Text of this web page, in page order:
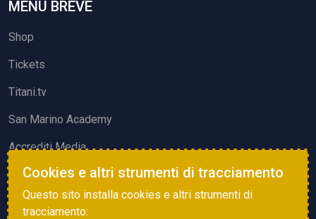
MENU BREVE
Shop
Tickets
Titani.tv
San Marino Academy
Accrediti Media
ATTIVITÀ ED EVENTI
Squadre di Calcio
Cookies e altri strumenti di tracciamento
Questo sito installa cookies e altri strumenti di
tracciamento: